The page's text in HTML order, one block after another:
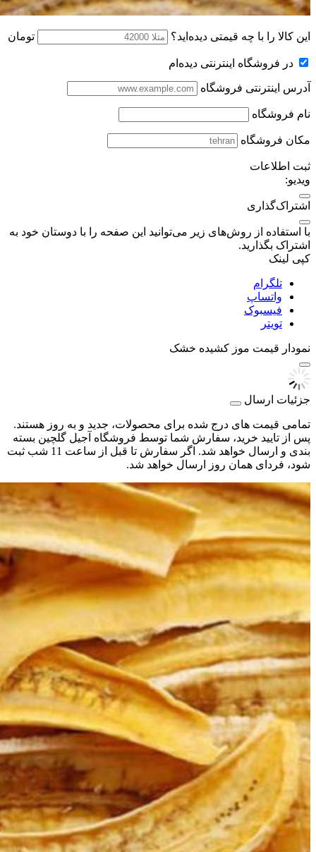
این کالا را با چه قیمتی دیده‌اید؟ تومان
در فروشگاه اینترنتی دیده‌ام
آدرس اینترنتی فروشگاه
نام فروشگاه
مکان فروشگاه
ثبت اطلاعات
ویدیو:
اشتراک‌گذاری
با استفاده از روش‌های زیر می‌توانید این صفحه را با دوستان خود به
اشتراک بگذارید.
کپی لینک
تلگرام
واتساپ
فیسبوک
تویتر
نمودار قیمت موز کشیده خشک
جزئیات ارسال
تمامی قیمت های درج شده برای محصولات، جدید و به روز هستند.
پس از تایید خرید، سفارش شما توسط فروشگاه آجیل گلچین بسته
بندی و ارسال خواهد شد. اگر سفارش تا قبل از ساعت 11 شب ثبت
شود، فردای همان روز ارسال خواهد شد.